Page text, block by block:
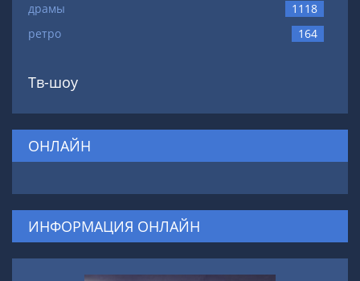
драмы
1118
ретро
164
Тв-шоу
ОНЛАЙН
ИНФОРМАЦИЯ ОНЛАЙН